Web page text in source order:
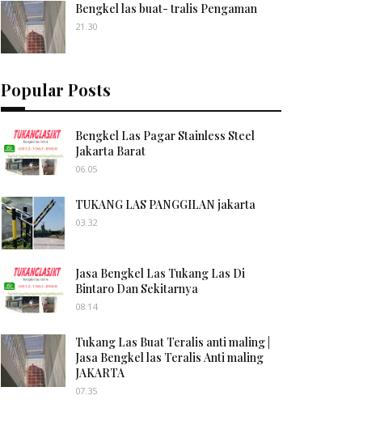
Bengkel las buat- tralis Pengaman
21.30
Popular Posts
Bengkel Las Pagar Stainless Steel
Jakarta Barat
06.05
TUKANG LAS PANGGILAN jakarta
03.32
Jasa Bengkel Las Tukang Las Di
Bintaro Dan Sekitarnya
08.14
Tukang Las Buat Teralis anti maling |
Jasa Bengkel las Teralis Anti maling
JAKARTA
07.35